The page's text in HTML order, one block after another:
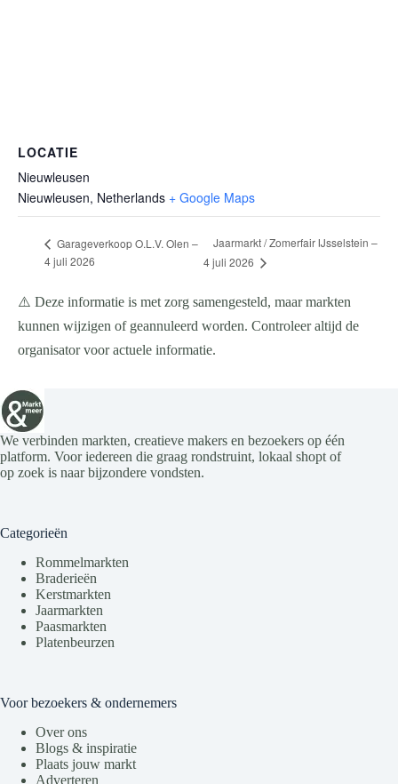
LOCATIE
Nieuwleusen
Nieuwleusen, Netherlands + Google Maps
Garageverkoop O.L.V. Olen –
4 juli 2026
Jaarmarkt / Zomerfair IJsselstein –
4 juli 2026
⚠️ Deze informatie is met zorg samengesteld, maar markten
kunnen wijzigen of geannuleerd worden. Controleer altijd de
organisator voor actuele informatie.
We verbinden markten, creatieve makers en bezoekers op één
platform. Voor iedereen die graag rondstruint, lokaal shopt of
op zoek is naar bijzondere vondsten.
Categorieën
Rommelmarkten
Braderieën
Kerstmarkten
Jaarmarkten
Paasmarkten
Platenbeurzen
Voor bezoekers & ondernemers
Over ons
Blogs & inspiratie
Plaats jouw markt
Adverteren